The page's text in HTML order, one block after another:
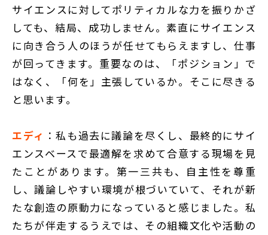
サイエンスに対してポリティカルな力を振りかざ
しても、結局、成功しません。素直にサイエンス
に向き合う人のほうが任せてもらえますし、仕事
が回ってきます。重要なのは、「ポジション」で
はなく、「何を」主張しているか。そこに尽きる
と思います。
エディ ：私も過去に議論を尽くし、最終的にサイ
エンスベースで最適解を求めて合意する現場を見
たことがあります。第一三共も、自主性を尊重
し、議論しやすい環境が根づいていて、それが新
たな創造の原動力になっていると感じました。私
たちが伴走するうえでは、その組織文化や活動の